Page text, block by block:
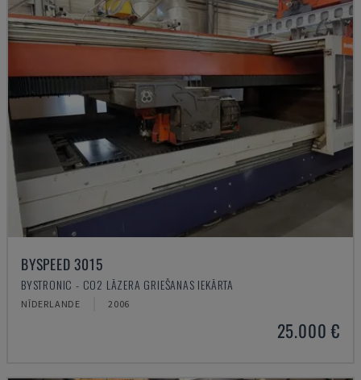
BYSPEED 3015
BYSTRONIC - CO2 LĀZERA GRIEŠANAS IEKĀRTA
NĪDERLANDE 2006
25.000 €